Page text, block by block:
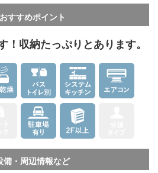
おすすめポイント
！収納たっぷりとあります。
備・周辺情報など